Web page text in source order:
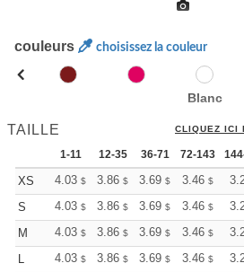
couleurs choisissez la couleur
Blanc
TAILLE CLIQUEZ ICI
1-11 12-35 36-71 72-143
XS 4.03 $ 3.86 $ 3.69 $ 3.46 $
S
4.03 $ 3.86 $ 3.69 $ 3.46 $
M
4.03 $ 3.86 $ 3.69 $ 3.46 $
L
4.03 $ 3.86 $ 3.69 $ 3.46 $